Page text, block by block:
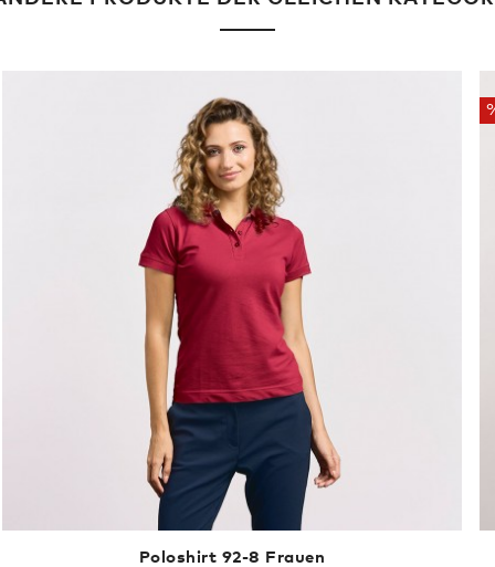
Poloshirt 92-8 Frauen